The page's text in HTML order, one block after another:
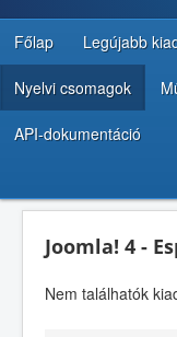
FEJLESZTŐI
Főlap Legújabb
Nyelvi csomagok
API-dokumentáció
Joomla! 4 -
Nem találhatók